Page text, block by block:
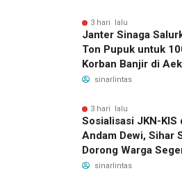
3 hari lalu
Janter Sinaga
Ton Pupuk untuk
Korban Banjir di Aek
Horsik
sinarlintas
3 hari lalu
Sosialisasi JKN-KIS
Andam Dewi, Sihar
Dorong Warga
Daftar BPJS
sinarlintas